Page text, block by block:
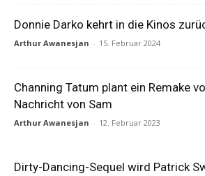
Donnie Darko kehrt in die Kinos
Arthur Awanesjan - 15. Februar 2024
Channing Tatum plant ein Remake
Nachricht von Sam
Arthur Awanesjan - 12. Februar 2023
Dirty-Dancing-Sequel wird Patrick